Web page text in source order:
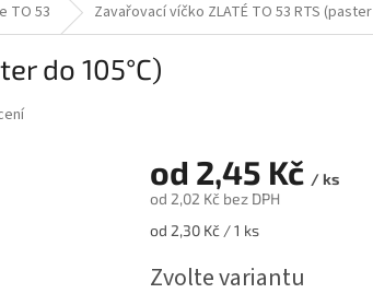
TO 53 Zavařovací víčko ZLATÉ TO 53 RTS
do 105°C)
od 2,45 Kč / ks
od 2,02 Kč bez DPH
Měrná
od 2,30 Kč / 1 ks
Zvolte variantu